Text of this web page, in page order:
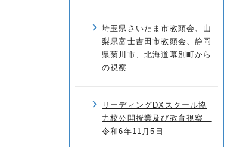
埼玉県さいたま市教頭会、山
梨県富士吉田市教頭会、静岡
県菊川市、北海道幕別町から
の視察
リーディングDXスクール協
力校公開授業及び教育視察
令和6年11月5日